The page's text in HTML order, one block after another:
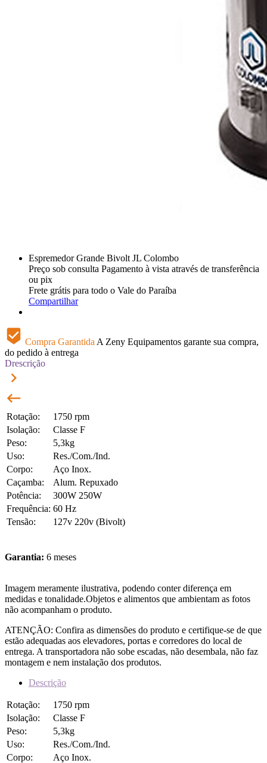
Espremedor Grande Bivolt JL Colombo
Preço sob consulta Pagamento à vista através de transferência
ou pix
Frete grátis para todo o Vale do Paraíba
Compartilhar
beenhere Compra Garantida A Zeny Equipamentos garante sua compra,
do pedido à entrega
Drescrição
keyboard_arrow_right
keyboard_backspace
Rotação:
1750 rpm
Isolação:
Classe F
Peso:
5,3kg
Uso:
Res./Com./Ind.
Corpo:
Aço Inox.
Caçamba:
Alum. Repuxado
Potência:
300W 250W
Frequência: 60 Hz
Tensão:
127v 220v (Bivolt)
Garantia: 6 meses
Imagem meramente ilustrativa, podendo conter diferença em
medidas e tonalidade.Objetos e alimentos que ambientam as fotos
não acompanham o produto.
ATENÇÃO: Confira as dimensões do produto e certifique-se de que
estão adequadas aos elevadores, portas e corredores do local de
entrega. A transportadora não sobe escadas, não desembala, não faz
montagem e nem instalação dos produtos.
Descrição
Rotação:
1750 rpm
Isolação:
Classe F
Peso:
5,3kg
Uso:
Res./Com./Ind.
Corpo:
Aço Inox.